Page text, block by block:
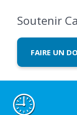
Soutenir
FAIRE UN